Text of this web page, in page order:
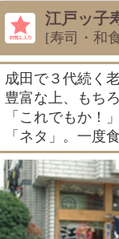
江戸ッ子
[寿司・和
成田で３代続く
豊富な上、もち
「これでもか！
「ネタ」。一度